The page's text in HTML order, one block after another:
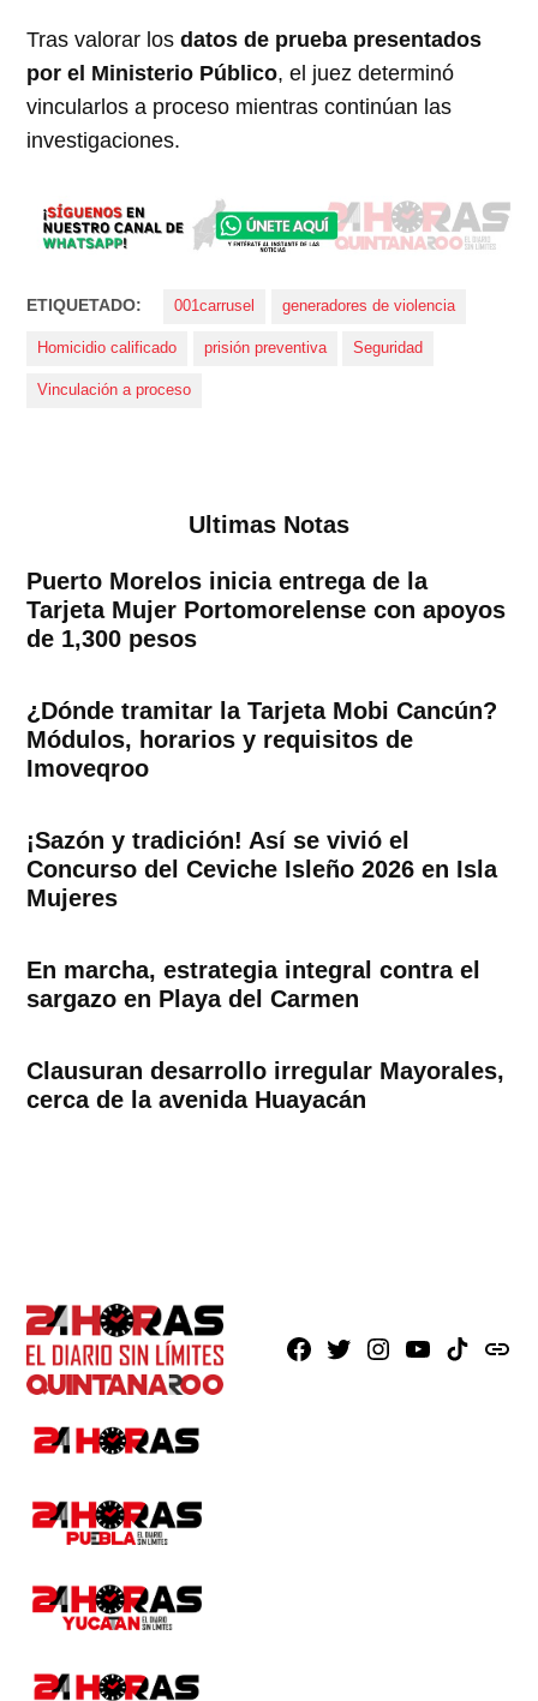
Tras valorar losdatos de prueba presentados
por el Ministerio Público, el juez determinó
vincularlos a proceso mientras continúan las
investigaciones.
ETIQUETADO: 001carrusel generadores de violencia
Homicidio calificado prisión preventiva Seguridad
Vinculación a proceso
Ultimas Notas
Puerto Morelos inicia entrega de la
Tarjeta Mujer Portomorelense con apoyos
de 1,300 pesos
¿Dónde tramitar la Tarjeta Mobi Cancún?
Módulos, horarios y requisitos de
Imoveqroo
¡Sazón y tradición! Así se vivió el
Concurso del Ceviche Isleño 2026 en Isla
Mujeres
En marcha, estrategia integral contra el
sargazo en Playa del Carmen
Clausuran desarrollo irregular Mayorales,
cerca de la avenida Huayacán
Facebook
X Instagram
YoutubeTikTokissuu